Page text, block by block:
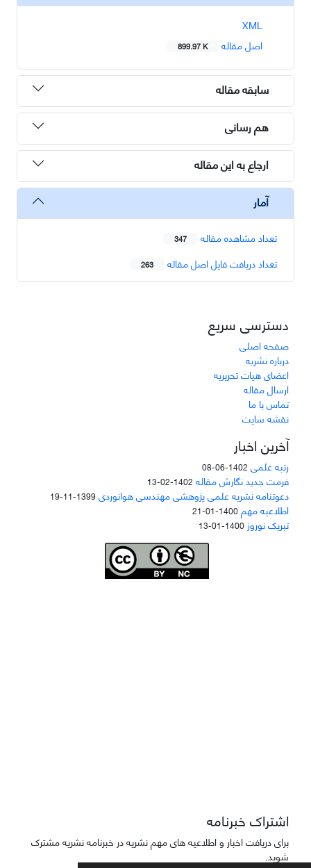
XML
اصل مقاله
899.97 K
سابقه مقاله
هم رسانی
ارجاع به این مقاله
آمار
تعداد مشاهده مقاله 347
تعداد دریافت فایل اصل مقاله 263
دسترسی سریع
صفحه اصلی
درباره نشریه
اعضای هیات تحریریه
ارسال مقاله
تماس با ما
نقشه سایت
آخرین اخبار
رتبه علمی 1402-06-08
فرمت جدید نگارش مقاله 1402-02-13
دعوتنامه نشریه علمی پژوهشی مهندسی هوانوردی1399-11-19
اطلاعیه مهم1400-01-21
تبریک نوروز 1400-01-13
اشتراک خبرنامه
برای دریافت اخبار و اطلاعیه های مهم نشریه در خبرنامه نشریه مشترک
شوید.